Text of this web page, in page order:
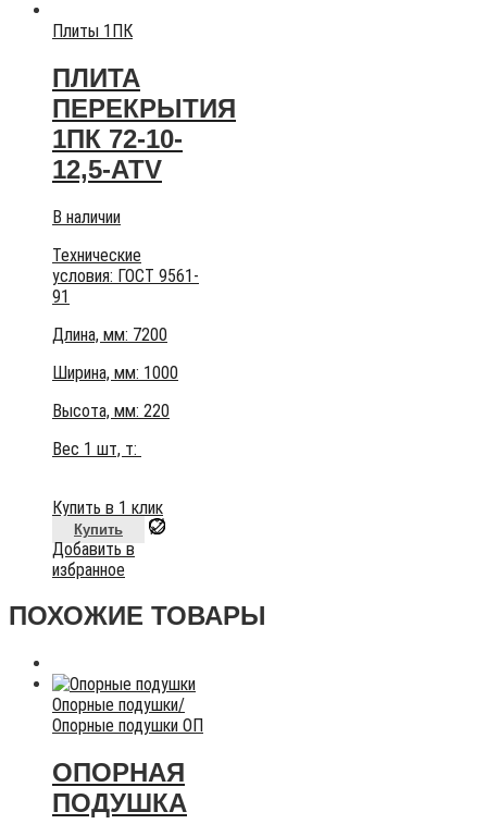
Плиты 1ПК
ПЛИТА
ПЕРЕКРЫТИЯ
1ПК 72-10-
12,5-АТV
В наличии
Технические
условия: ГОСТ 9561-
91
Длина, мм: 7200
Ширина, мм: 1000
Высота, мм: 220
Вес 1 шт, т:
Купить в 1 клик
Купить
Добавить в
избранное
ПОХОЖИЕ ТОВАРЫ
Опорные подушки/
Опорные подушки ОП
ОПОРНАЯ
ПОДУШКА